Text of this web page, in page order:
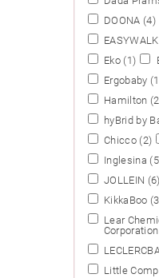
DOONA (4)
Eko (1)
Ergobaby
Hamilton
hyBrid by
Chicco (2)
Inglesina
JOLLEIN (6)
KikkaBoo
Lear
Corporation
Little